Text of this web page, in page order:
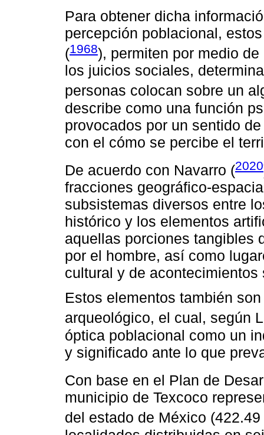
Para obtener dicha
percepción poblacional,
(1968), permiten por medio
los juicios sociales,
personas colocan sobre un
describe como una función
provocados por un sentido
con el cómo se percibe el
De acuerdo con Navarro (2020
fracciones geográfico-
subsistemas diversos entre
histórico y los elementos
aquellas porciones tangibles
por el hombre, así como
cultural y de
Estos elementos también
arqueológico, el cual, según
óptica poblacional como un
y significado ante lo que
Con base en el Plan de
municipio de Texcoco
del estado de México (422.49